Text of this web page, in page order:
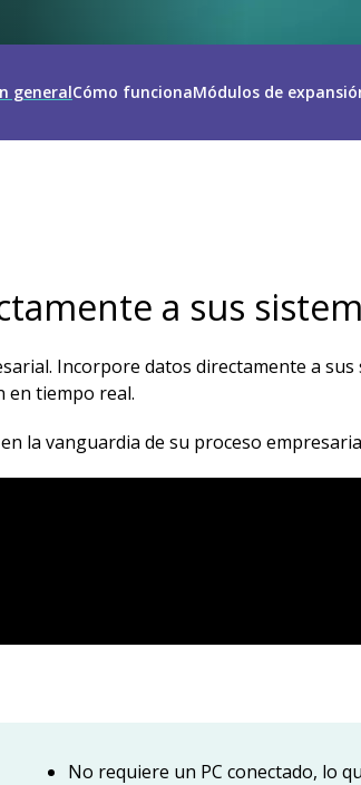
generalCómo funcionaMódulos de
a sus
Incorpore datos directamente a sus
en tiempo real.
la vanguardia de su proceso
No requiere un PC conectado, lo